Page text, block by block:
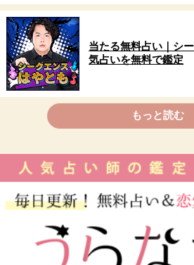
当たる無料占い｜シ
気占いを無料で鑑定
もっと読む